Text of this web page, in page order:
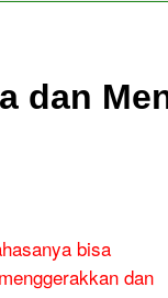
dan
bisa
dan